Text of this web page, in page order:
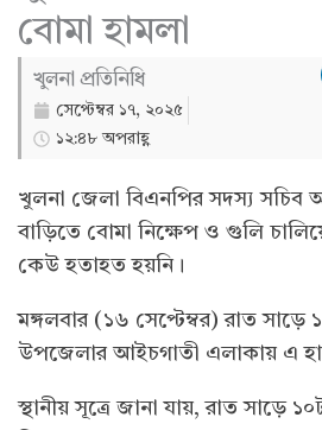
বোমা হামলা
খুলনা প্রতিনিধি
সেপ্টেম্বর ১৭, ২০২৫
১২:৪৮ অপরাহ্ণ
খুলনা জেলা বিএনপির সদস্য সচিব
বাড়িতে বোমা নিক্ষেপ ও গুলি
কেউ হতাহত হয়নি।
মঙ্গলবার (১৬ সেপ্টেম্বর) রাত সাড়ে
উপজেলার আইচগাতী এলাকায় এ
স্থানীয় সূত্রে জানা যায়, রাত সাড়ে